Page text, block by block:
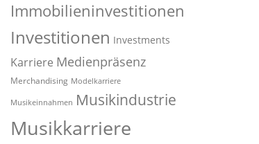
Immobilieninvestitionen
Investitionen Investments
Karriere Medienpräsenz
Merchandising Modelkarriere
Musikeinnahmen Musikindustrie
Musikkarriere